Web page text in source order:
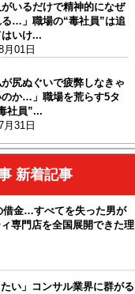
がいるだけで精神的になぜ
…」職場の“毒社員”は追
いけ...
月01日
が尻ぬぐいで疲弊しなきゃ
のか…」職場を荒らす5タ
社員”...
月31日
新着記事
借金…すべてを失った男が
専門店を全国展開できた理
たい」コンサル業界に群がる